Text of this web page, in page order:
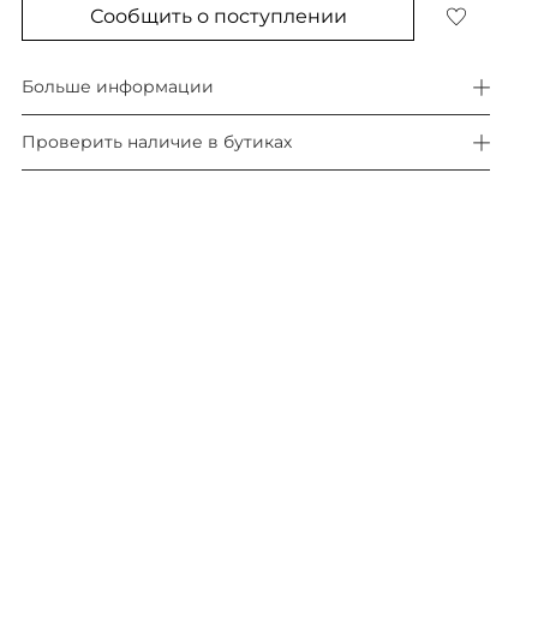
Сообщить о поступлении
Больше информации
Проверить наличие в бутиках